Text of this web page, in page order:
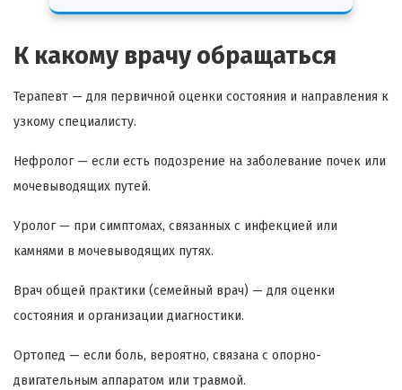
К какому врачу обращаться
Терапевт — для первичной оценки состояния и направления к
узкому специалисту.
Нефролог — если есть подозрение на заболевание почек или
мочевыводящих путей.
Уролог — при симптомах, связанных с инфекцией или
камнями в мочевыводящих путях.
Врач общей практики (семейный врач) — для оценки
состояния и организации диагностики.
Ортопед — если боль, вероятно, связана с опорно-
двигательным аппаратом или травмой.